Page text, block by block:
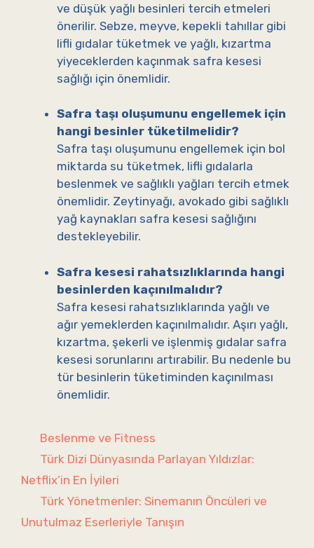
ve düşük yağlı besinleri tercih etmeleri
önerilir. Sebze, meyve, kepekli tahıllar gibi
lifli gıdalar tüketmek ve yağlı, kızartma
yiyeceklerden kaçınmak safra kesesi
sağlığı için önemlidir.
Safra taşı oluşumunu engellemek için
hangi besinler tüketilmelidir?
Safra taşı oluşumunu engellemek için bol
miktarda su tüketmek, lifli gıdalarla
beslenmek ve sağlıklı yağları tercih etmek
önemlidir. Zeytinyağı, avokado gibi sağlıklı
yağ kaynakları safra kesesi sağlığını
destekleyebilir.
Safra kesesi rahatsızlıklarında hangi
besinlerden kaçınılmalıdır?
Safra kesesi rahatsızlıklarında yağlı ve
ağır yemeklerden kaçınılmalıdır. Aşırı yağlı,
kızartma, şekerli ve işlenmiş gıdalar safra
kesesi sorunlarını artırabilir. Bu nedenle bu
tür besinlerin tüketiminden kaçınılması
önemlidir.
Kategoriler
Beslenme ve Fitness
Türk Dizi Dünyasında Parlayan Yıldızlar:
Netflix’in En İyileri
Türk Yönetmenler: Sinemanın Öncüleri ve
Unutulmaz Eserleriyle Tanışın